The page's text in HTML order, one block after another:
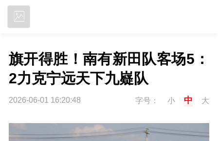
旗开得胜！南有新田队客场5：
2力克宁远天下九嶷队
2026-06-01 16:20:48 字号： 小 中 大